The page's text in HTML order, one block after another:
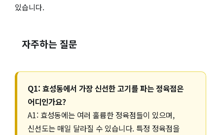
있습니다.
자주하는 질문
Q1: 효성동에서 가장 신선한 고기를 파는 정육점은
어디인가요?
A1: 효성동에는 여러 훌륭한 정육점들이 있으며,
신선도는 매일 달라질 수 있습니다. 특정 정육점을